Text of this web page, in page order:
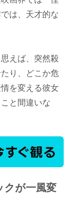
は、天才的な
えば、突然殺
り、どこか危
を変える彼女
と間違いな
クが一風変